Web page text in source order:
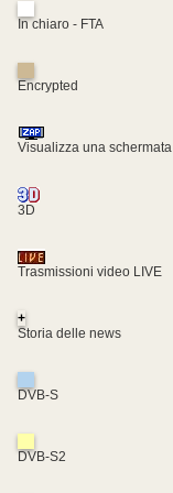
In chiaro - FTA
Encrypted
Visualizza una schermata
3D
Trasmissioni video LIVE
+
Storia delle news
DVB-S
DVB-S2